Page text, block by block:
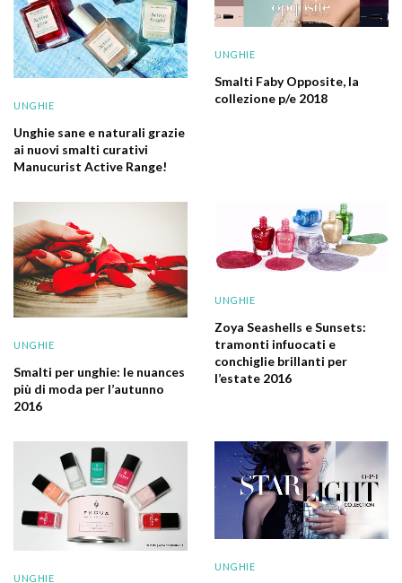
UNGHIE
Unghie sane e naturali grazie
ai nuovi smalti curativi
Manucurist Active Range!
UNGHIE
Smalti Faby Opposite, la
collezione p/e 2018
UNGHIE
Smalti per unghie: le nuances
più di moda per l’autunno
2016
UNGHIE
Zoya Seashells e Sunsets:
tramonti infuocati e
conchiglie brillanti per
l’estate 2016
UNGHIE
UNGHIE